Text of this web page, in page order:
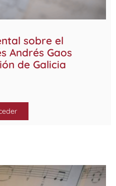
sobre el
Andrés Gaos
de Galicia